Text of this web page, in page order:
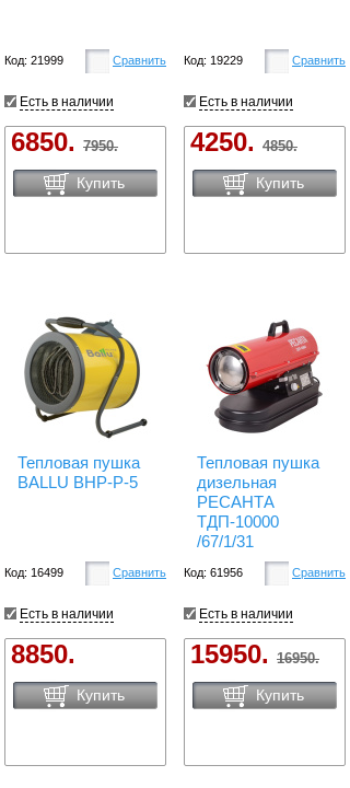
Код: 21999 Сравнить
Есть в наличии
6850. 7950.
Купить
Код: 19229 Сравнить
Есть в наличии
4250. 4850.
Купить
Тепловая пушка
BALLU BHP-P-5
Код: 16499 Сравнить
Есть в наличии
8850.
Купить
Тепловая пушка
дизельная
РЕСАНТА
ТДП-10000
/67/1/31
Код: 61956 Сравнить
Есть в наличии
15950. 16950.
Купить